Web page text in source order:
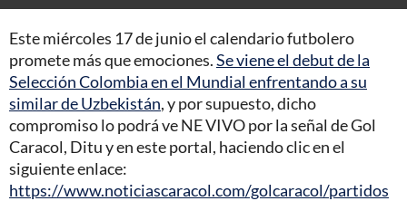
Este miércoles 17 de junio el calendario futbolero
promete más que emociones.Se viene el debut de la
Selección Colombia en el Mundial enfrentando a su
similar de Uzbekistán, y por supuesto, dicho
compromiso lo podrá ve NE VIVO por la señal de Gol
Caracol, Ditu y en este portal, haciendo clic en el
siguiente enlace:
https://www.noticiascaracol.com/golcaracol/partidos